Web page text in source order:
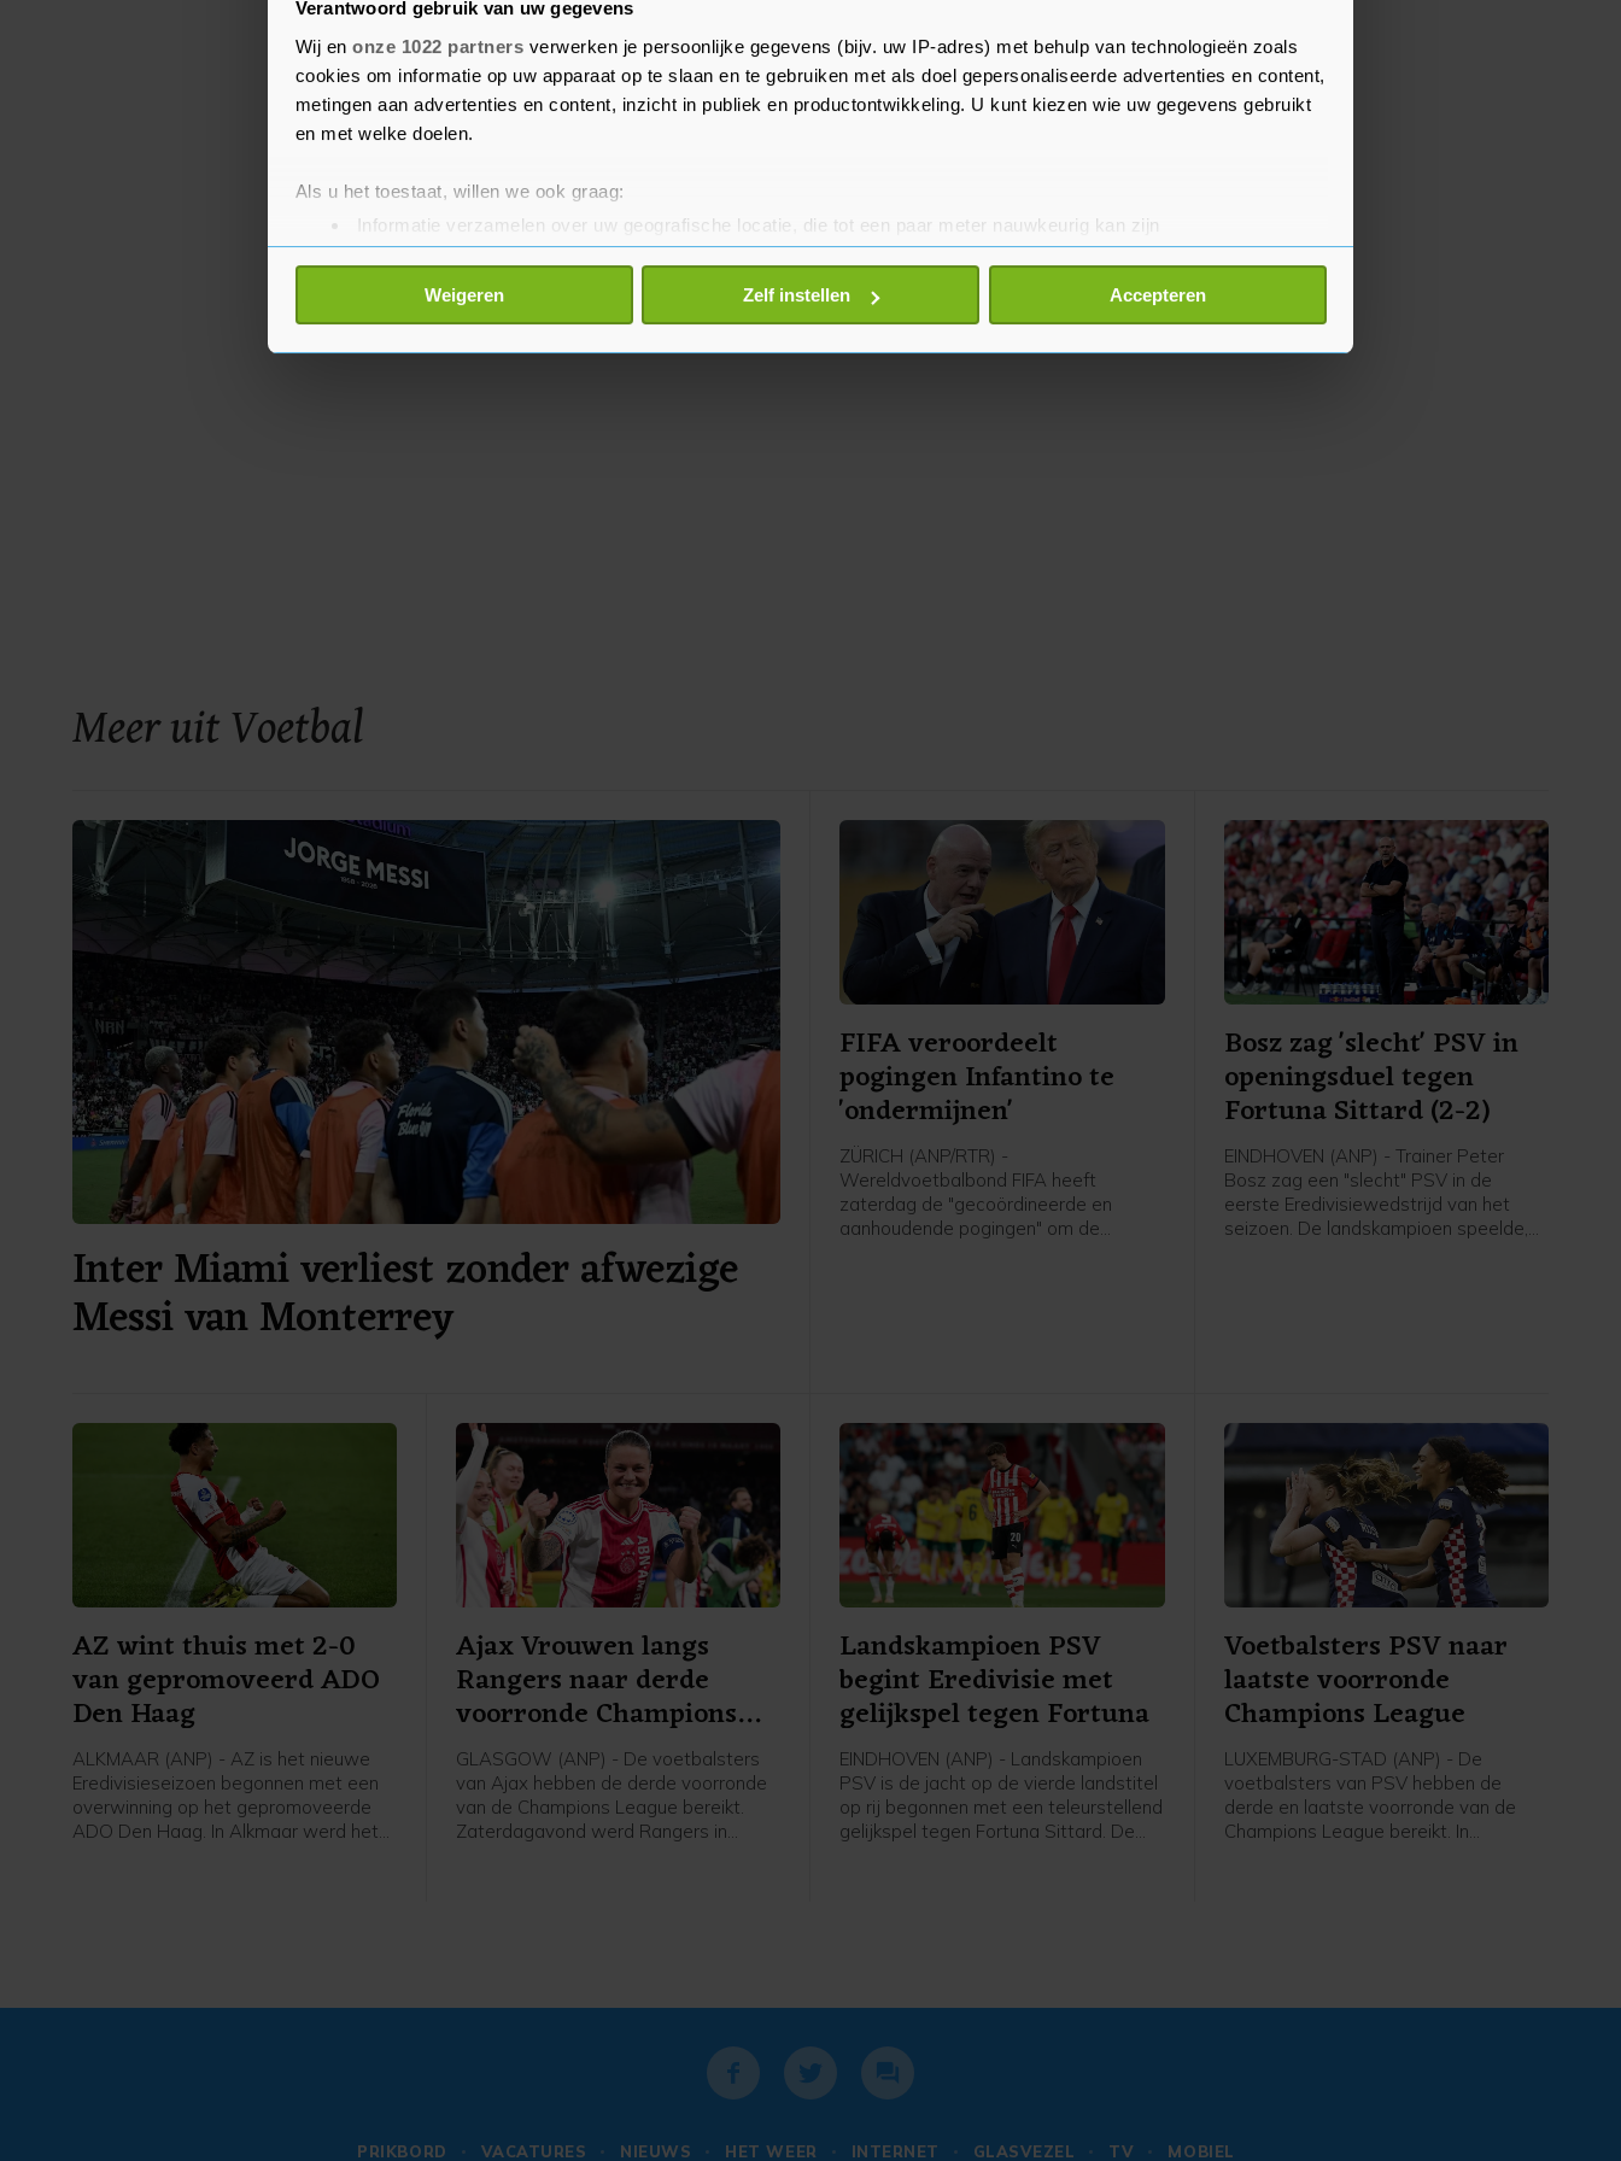
Verantwoord gebruik van uw gegevens
Wij en onze 1022 partners verwerken je persoonlijke gegevens (bijv. uw IP-adres) met behulp van technologieën zoals
cookies om informatie op uw apparaat op te slaan en te gebruiken met als doel gepersonaliseerde advertenties en content,
metingen aan advertenties en content, inzicht in publiek en productontwikkeling. U kunt kiezen wie uw gegevens gebruikt
en met welke doelen.
Als u het toestaat, willen we ook graag:
Informatie verzamelen over uw geografische locatie, die tot een paar meter nauwkeurig kan zijn
Uw apparaat identificeren door het actief te scannen op specifieke eigenschappen (fingerprinting)
Lees meer over hoe uw persoonlijke gegevens worden verwerkt en stel uw voorkeuren in het
detailgedeelte
toestemming op elk moment wijzigen of intrekken in de Cookieverklaring.
Weigeren Zelf instellen Accepteren
FC Lorient kan zondag de achterstand op PSG tot 1 punt
verkleinen. De club speelt dan een uitwedstrijd tegen
Stade Brest.
Meer uit Voetbal
Inter Miami verliest zonder afwezige
Messi van Monterrey
FIFA veroordeelt
pogingen Infantino te
'ondermijnen'
ZÜRICH (ANP/RTR) -
Wereldvoetbalbond FIFA heeft
zaterdag de "gecoördineerde en
aanhoudende pogingen" om de
Bosz zag 'slecht' PSV in
openingsduel tegen
Fortuna Sittard (2-2)
EINDHOVEN (ANP) - Trainer Peter
Bosz zag een "slecht" PSV in de
eerste Eredivisiewedstrijd van het
seizoen. De landskampioen speelde,
AZ wint thuis met 2-0
van gepromoveerd ADO
Den Haag
ALKMAAR (ANP) - AZ is het nieuwe
Eredivisieseizoen begonnen met een
overwinning op het gepromoveerde
ADO Den Haag. In Alkmaar werd het
Ajax Vrouwen langs
Rangers naar derde
voorronde Champions
League
GLASGOW (ANP) - De voetbalsters
van Ajax hebben de derde voorronde
van de Champions League bereikt.
Zaterdagavond werd Rangers in
Landskampioen PSV
begint Eredivisie met
gelijkspel tegen Fortuna
EINDHOVEN (ANP) - Landskampioen
PSV is de jacht op de vierde landstitel
op rij begonnen met een teleurstellend
gelijkspel tegen Fortuna Sittard. De
Voetbalsters PSV naar
laatste voorronde
Champions League
LUXEMBURG-STAD (ANP) - De
voetbalsters van PSV hebben de
derde en laatste voorronde van de
Champions League bereikt. In
PRIKBORD VACATURES NIEUWS HET WEER INTERNET GLASVEZEL TV MOBIEL